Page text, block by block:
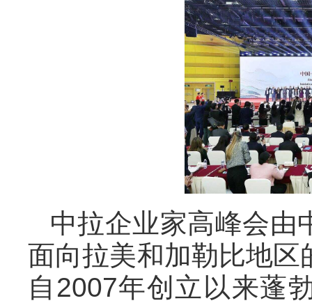
中拉企业家高峰会由
面向拉美和加勒比地
自2007年创立以来蓬